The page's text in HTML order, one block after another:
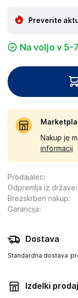
Preverite
Na voljo v 5-
Nakup je
informacij
Prodajalec:
Odpremlja iz države:
Brezskrben nakup:
Garancija:
Dostava
Standardna dostava
Izdelki